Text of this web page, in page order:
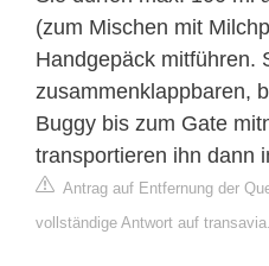
(zum Mischen mit
Handgepäck mitführen.
zusammenklappbaren,
Buggy bis zum Gate
transportieren ihn dann
Antrag auf Entfernung der
vollständige Antwort auf